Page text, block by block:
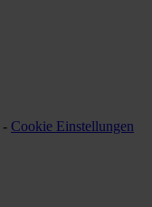
- Cookie Einstellungen